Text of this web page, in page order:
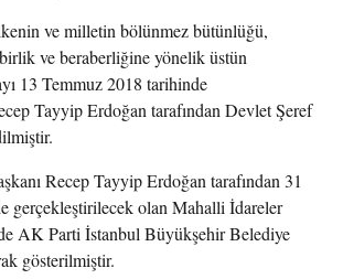
ve milletin bölünmez bütünlüğü,
ve beraberliğine yönelik üstün
13 Temmuz 2018 tarihinde
Tayyip Erdoğan tarafından Devlet Şeref
Recep Tayyip Erdoğan tarafından 31
gerçekleştirilecek olan Mahalli İdareler
AK Parti İstanbul Büyükşehir Belediye
gösterilmiştir.